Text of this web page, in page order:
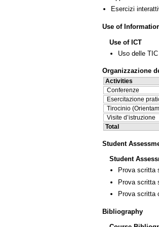
Esercizi
Use of
Use of ICT
Uso delle
Organizzazione
Activities
Conferenze
Esercitazione
Tirocinio
Visite d’istruzione
Total
Student
Student
Prova scritta
Prova scritta
Prova scritta
Bibliography